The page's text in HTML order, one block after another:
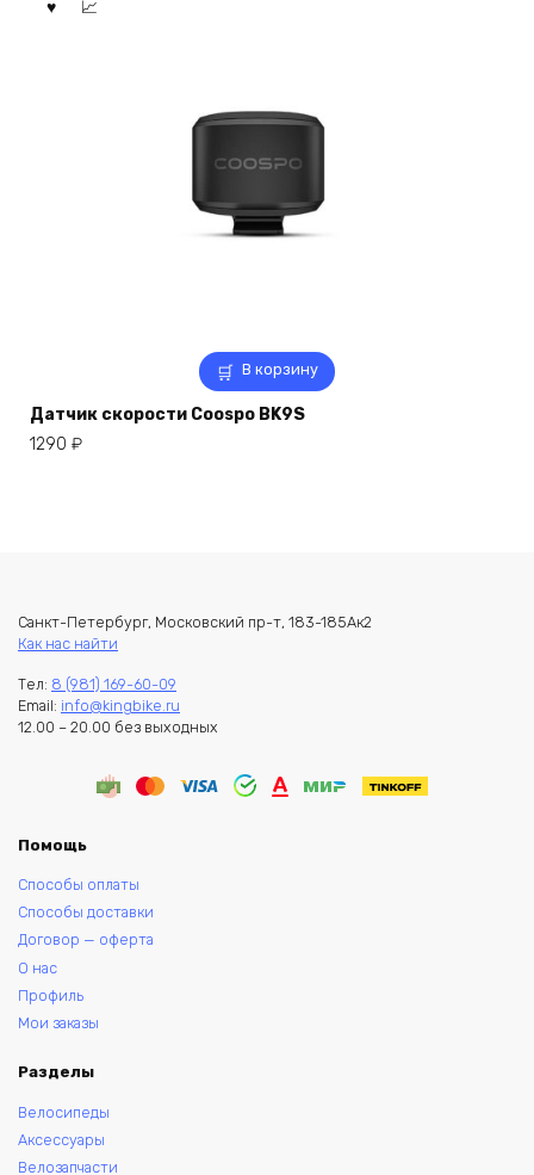
В корзину
Датчик скорости Coospo BK9S
1290 ₽
Санкт-Петербург, Московский пр-т, 183-185Ак2
Как нас найти
Тел: 8 (981) 169-60-09
Email: info@kingbike.ru
12.00 – 20.00 без выходных
Помощь
Способы оплаты
Способы доставки
Договор — оферта
О нас
Профиль
Мои заказы
Разделы
Велосипеды
Аксессуары
Велозапчасти